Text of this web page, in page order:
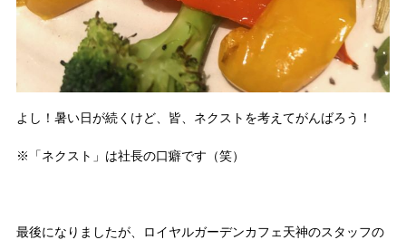
よし！暑い日が続くけど、皆、ネクストを考えてがんばろう！
※「ネクスト」は社長の口癖です（笑）
最後になりましたが、ロイヤルガーデンカフェ天神のスタッフの